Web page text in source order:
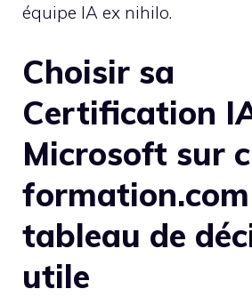
équipe IA ex nihilo.
Choisir sa
Certification
Microsoft sur
tableau de
utile